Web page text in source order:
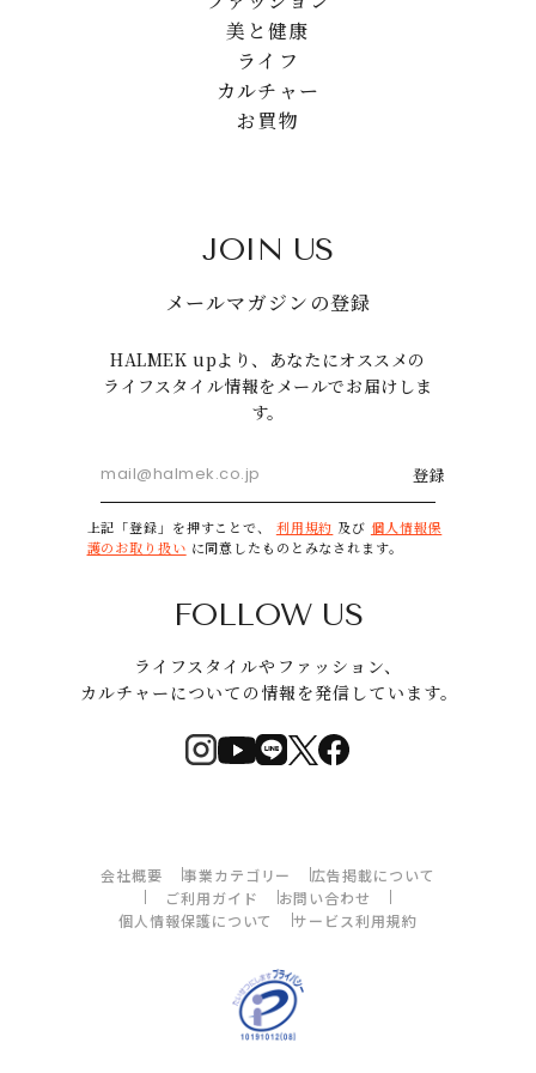
美と健康
ライフ
カルチャー
お買物
JOIN US
メールマガジンの登録
HALMEK upより、あなたにオススメの
ライフスタイル情報をメールでお届けしま
す。
登録
上記「登録」を押すことで、 利用規約 及び 個人情報保
護のお取り扱い に同意したものとみなされます。
FOLLOW US
ライフスタイルやファッション、
カルチャーについての情報を発信しています。
会社概要 事業カテゴリー
広告掲載について
ご利用ガイド
お問い合わせ
個人情報保護について
サービス利用規約